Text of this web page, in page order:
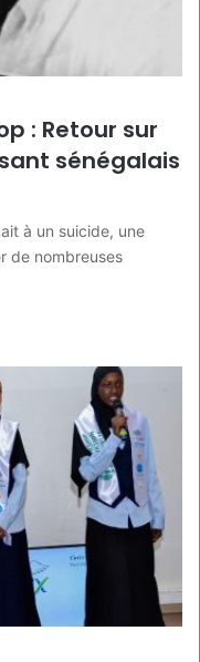
: Retour sur
sénégalais
à un suicide, une
de nombreuses